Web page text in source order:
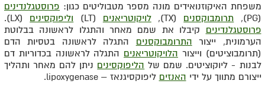
משפחת האיקוזנואידים מונה מספר מטבוליטים כגון: פרוסטגלנדינים
(PG),
תרומבוקסנים (TX), לויקוטריאנים (LT) וליפוקסינים (LX).
פרוסטגלנדינים קיבלו את שמם מאחר והתגלו לראשונה בבלוטת
הערמונית, ייצור התרומבוקסנים התגלה לראשונה בטסיות הדם
(תרומבוציטים) וייצור הלויקוטריאנים התגלה לראשונה בכדוריות דם
לבנות - ליוקוציטים. שמם של הליפוקסינים ניתן להם מאחר ותהליך
ייצורם מתווך על ידי האנזים ליפוקסיגנאז – lipoxygenase.